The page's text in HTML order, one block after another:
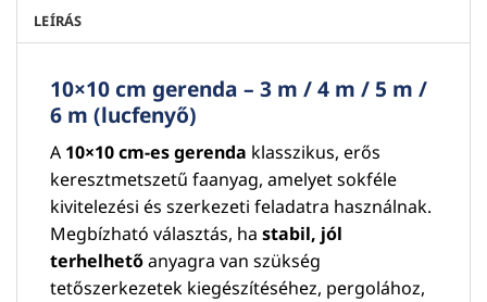
LEÍRÁS
10×10 cm gerenda – 3 m / 4 m / 5 m /
6 m (lucfenyő)
A 10×10 cm-es gerenda klasszikus, erős
keresztmetszetű faanyag, amelyet sokféle
kivitelezési és szerkezeti feladatra használnak.
Megbízható választás, ha stabil, jól
terhelhetőanyagra van szükség
tetőszerkezetek kiegészítéséhez, pergolához,